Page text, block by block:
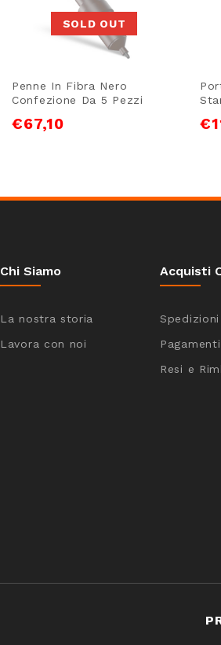
SOLD OUT
Penne In Fibra Nero
Confezione Da 5 Pezzi
€67,10 €
Chi Siamo
La nostra storia
Lavora con noi
Acquisti
Resi e